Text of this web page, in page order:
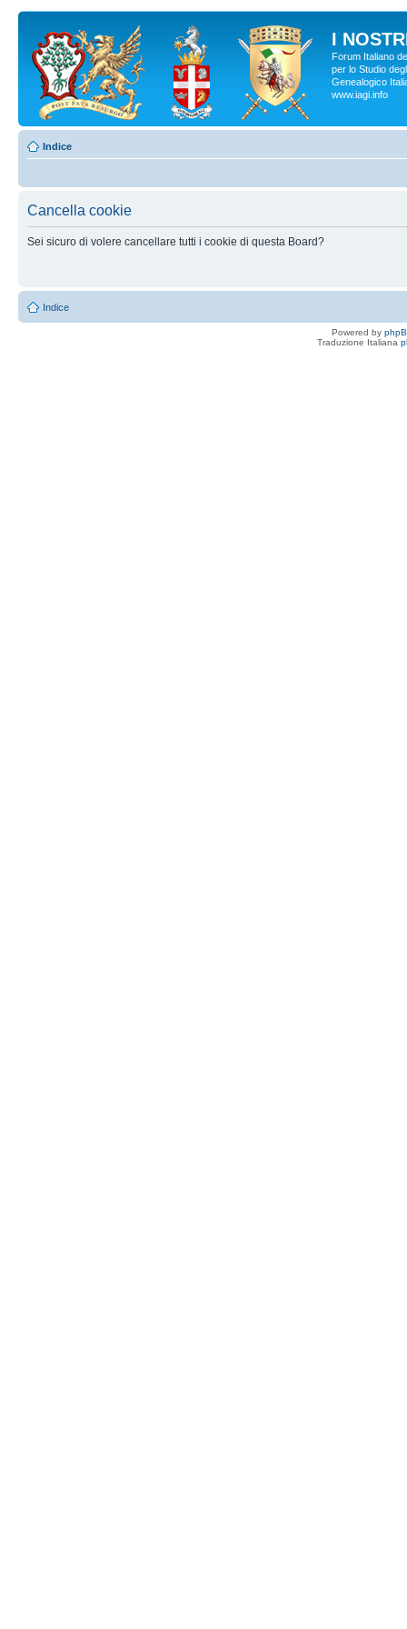
I
Forum Italiano
per lo Studio
Genealogico
www.iagi.info
Indice
Cancella cookie
Sei sicuro di volere cancellare tutti i cookie di questa Board?
Indice
Powered by
Traduzione Italiana